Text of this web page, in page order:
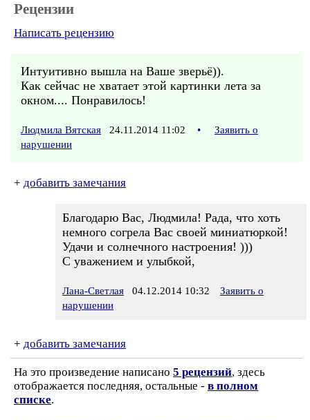
Рецензии
Написать рецензию
Интуитивно вышла на Ваше зверьё)).
Как сейчас не хватает этой картинки лета за
окном.... Понравилось!
Людмила Вятская 24.11.2014 11:02 •
Заявить о
нарушении
+ добавить замечания
Благодарю Вас, Людмила! Рада, что хоть
немного согрела Вас своей миниатюркой!
Удачи и солнечного настроения! )))
С уважением и улыбкой,
Лана-Светлая 04.12.2014 10:32
Заявить о
нарушении
+ добавить замечания
На это произведение написано 5 рецензий, здесь
отображается последняя, остальные - в полном
списке.